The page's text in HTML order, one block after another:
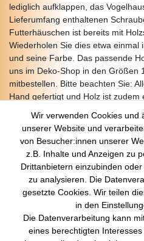
lediglich aufklappen, das
Lieferumfang enthaltenen
Futterhäuschen ist bereits mit
Wiederholen Sie dies etwa einmal
und seine Farbe. Das passende
uns im Deko-Shop in den Größen
mitbestellen. Bitte beachten Sie:
Hand gefertigt und Holz ist
Über
Wir verwenden Cookies und
unserer Website und
von Besucher:innen unserer
z.B. Inhalte und Anzeigen zu
Drittanbietern einzubinden
zu analysieren. Die
gesetzte Cookies. Wir teilen
in den
Die Datenverarbeitung kann
eines berechtigten